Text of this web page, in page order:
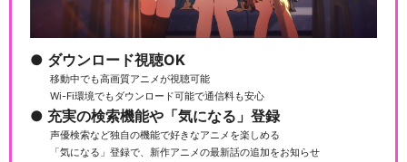
ダウンロード視聴OK
移動中でも高画質アニメが視聴可能
Wi-Fi環境でもダウンロード可能で通信料も安心
充実の検索機能や「気になる」登録
声優検索など独自の機能で好きなアニメを楽しめる
「気になる」登録で、新作アニメの最新話の追加をお知らせ